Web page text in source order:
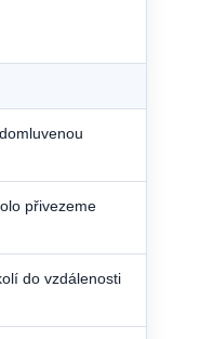
přivezeme
do vzdálenosti